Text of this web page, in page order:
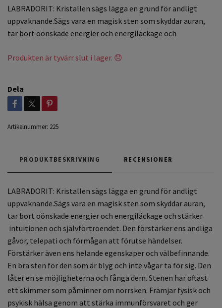
LABRADORIT: Kristallen sägs lägga en grund för andligt
uppvaknande.Sägs vara en magisk sten som skyddar auran,
tar bort oönskade energier och energiläckage och
Produkten är tyvärr slut i lager. 😞
Dela
Artikelnummer: 225
PRODUKTBESKRIVNING RECENSIONER
LABRADORIT: Kristallen sägs lägga en grund för andligt
uppvaknande.Sägs vara en magisk sten som skyddar auran,
tar bort oönskade energier och energiläckage och stärker
intuitionen och självförtroendet. Den förstärker ens andliga
gåvor, telepati och förmågan att förutse händelser.
Förstärker även ens helande egenskaper och välbefinnande.
En bra sten för den som är blyg och inte vågar ta för sig. Den
låter en se möjligheterna och fånga dem. Stenen har oftast
ett skimmer som påminner om norrsken. Främjar fysisk och
psykisk hälsa genom att stärka immunförsvaret och ger